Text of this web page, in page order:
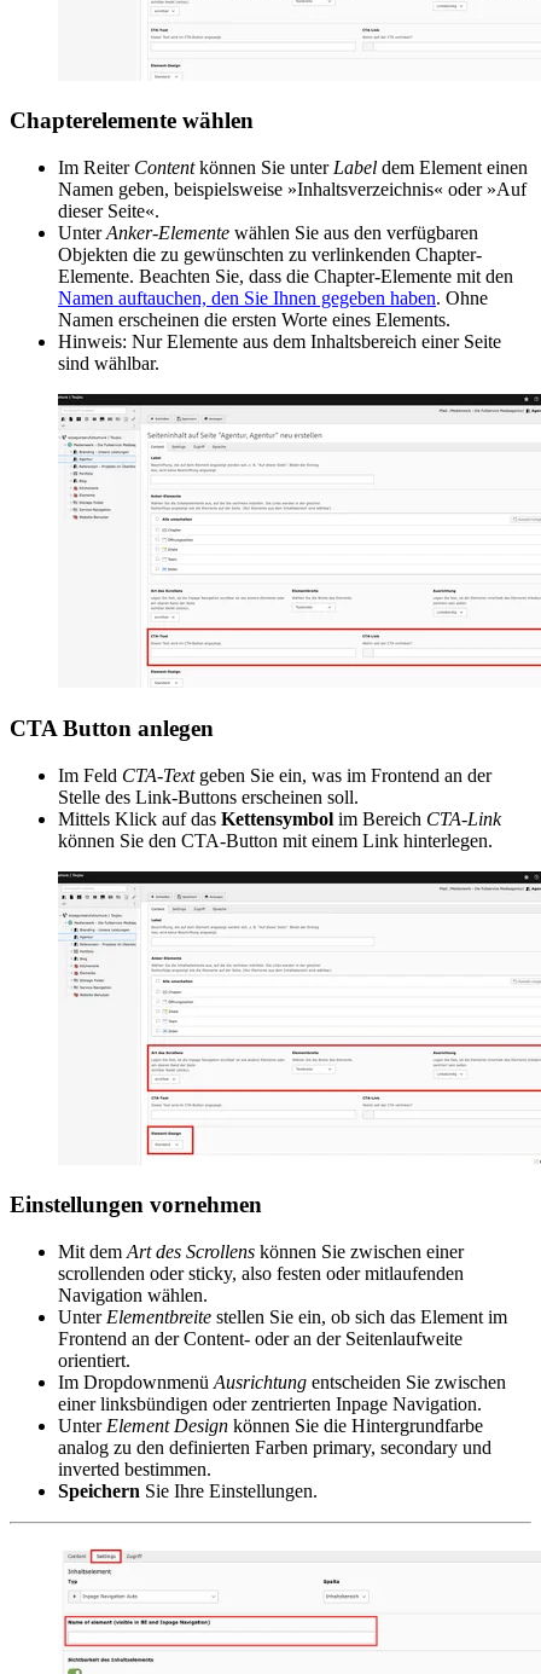
Chapterelemente wählen
Im Reiter Contentkönnen Sie unter Label dem Element einen
Namen geben, beispielsweise »Inhaltsverzeichnis« oder »Auf
dieser Seite«.
UnterAnker-Elemente wählen Sie aus den verfügbaren
Objekten die zu gewünschten zu verlinkenden Chapter-
Elemente. Beachten Sie, dass die Chapter-Elemente mit den
Namen auftauchen, den Sie Ihnen gegeben haben. Ohne
Namen erscheinen die ersten Worte eines Elements.
Hinweis: Nur Elemente aus dem Inhaltsbereich einer Seite
sind wählbar.
CTA Button anlegen
Im Feld CTA-Textgeben Sie ein, was im Frontend an der
Stelle des Link-Buttons erscheinen soll.
Mittels Klick auf das Kettensymbol im Bereich CTA-Link
können Sie den CTA-Button mit einem Link hinterlegen.
Einstellungen vornehmen
Mit dem Art des Scrollens können Sie zwischen einer
scrollenden oder sticky, also festen oder mitlaufenden
Navigation wählen.
Unter Elementbreite stellen Sie ein, ob sich das Element im
Frontend an der Content- oder an der Seitenlaufweite
orientiert.
Im Dropdownmenü Ausrichtung entscheiden Sie zwischen
einer linksbündigen oder zentrierten Inpage Navigation.
Unter Element Design können Sie die Hintergrundfarbe
analog zu den definierten Farben primary, secondary und
inverted bestimmen.
Speichern Sie Ihre Einstellungen.